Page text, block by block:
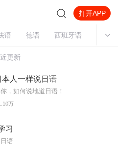
打开APP
语 德语 西班牙语 俄语
更新
人一样说日语
，如何说地道日语！
万
习
语